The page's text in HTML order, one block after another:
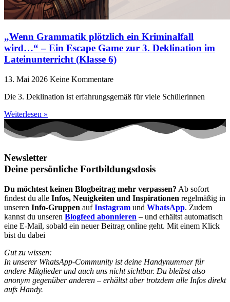
„Wenn Grammatik plötzlich ein Kriminalfall
wird…“ – Ein Escape Game zur 3. Deklination im
Lateinunterricht (Klasse 6)
13. Mai 2026 Keine Kommentare
Die 3. Deklination ist erfahrungsgemäß für viele Schülerinnen
Weiterlesen »
Newsletter
Deine persönliche Fortbildungsdosis
Du möchtest keinen Blogbeitrag mehr verpassen? Ab sofort
findest du alle Infos, Neuigkeiten und Inspirationen regelmäßig in
unseren Info-Gruppen aufInstagram und WhatsApp. Zudem
kannst du unseren Blogfeed abonnieren – und erhältst automatisch
eine E-Mail, sobald ein neuer Beitrag online geht. Mit einem Klick
bist du dabei
Gut zu wissen:
In unserer WhatsApp-Community ist deine Handynummer für
andere Mitglieder und auch uns nicht sichtbar. Du bleibst also
anonym gegenüber anderen – erhältst aber trotzdem alle Infos direkt
aufs Handy.